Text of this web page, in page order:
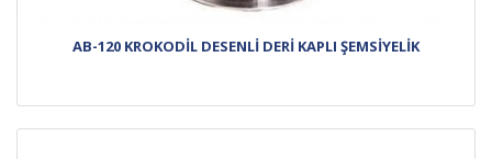
AB-120 KROKODİL DESENLİ DERİ KAPLI ŞEMSİYELİK